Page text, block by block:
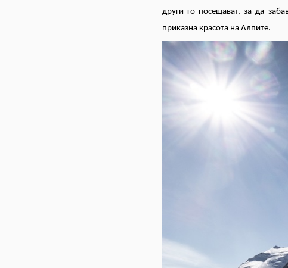
други го посещават, за да
приказна красота на Алпите.